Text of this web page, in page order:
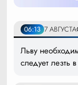
06:13 7 АВГУСТА
Льву
следует лезть